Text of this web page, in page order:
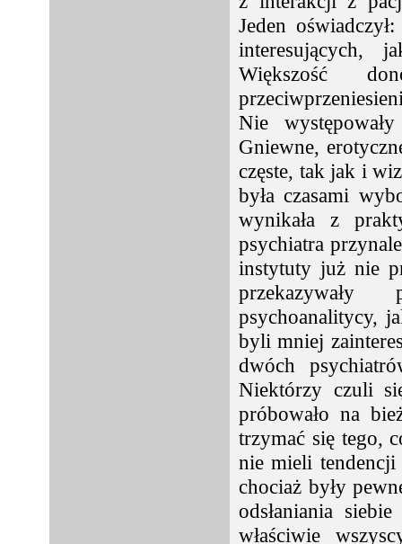
Jeden
interesujących,
Większość
Nie
Gniewne,
częste, tak jak i
była czasami
wynikała z
psychiatra
instytuty już nie
psychoanalitycy,
byli mniej
dwóch
Niektórzy czuli
próbowało na
trzymać się tego,
nie mieli
chociaż były
odsłaniania
właściwie